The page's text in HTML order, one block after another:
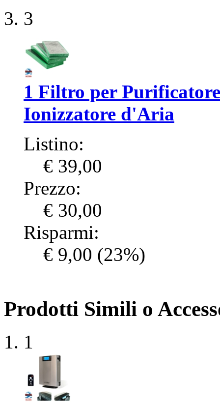
3
1 Filtro per Purificatore
Ionizzatore d'Aria
Listino:
€ 39,00
Prezzo:
€ 30,00
Risparmi:
€ 9,00 (23%)
Prodotti Simili o
1